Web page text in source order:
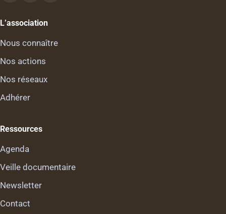
L’association
Nous connaître
Nos actions
Nos réseaux
Adhérer
Ressources
Agenda
Veille documentaire
Newsletter
Contact